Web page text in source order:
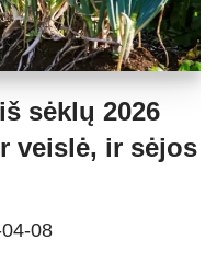
sėklų 2026
veislė, ir sėjos
08